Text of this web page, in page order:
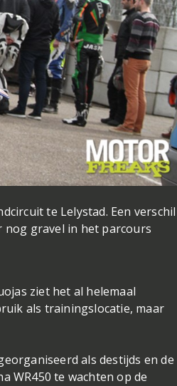
te Lelystad. Een verschil
nog gravel in het parcours
ziet het al helemaal
als trainingslocatie, maar
als destijds en de
WR450 te wachten op de